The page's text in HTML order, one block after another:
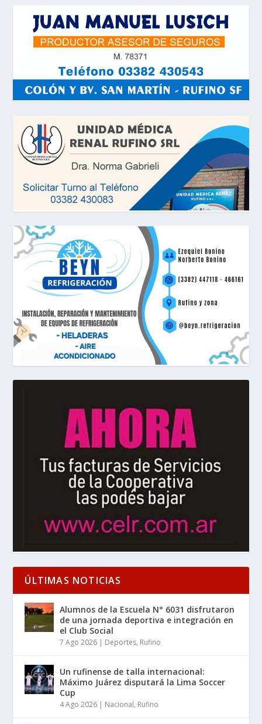
ÚLTIMAS NOTICIAS
Alumnos de la Escuela N° 6031 disfrutaron
de una jornada deportiva e integración en
el Club Social
7 Ago 2026 | Deportes, Rufino
Un rufinense de talla internacional:
Máximo Juárez disputará la Lima Soccer
Cup
4 Ago 2026 | Nacional, Rufino